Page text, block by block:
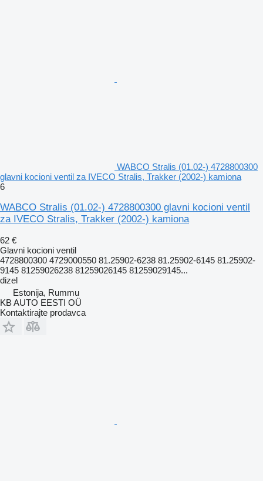
WABCO Stralis (01.02-) 4728800300
glavni kocioni ventil za IVECO Stralis, Trakker (2002-) kamiona
6
WABCO Stralis (01.02-) 4728800300 glavni kocioni ventil
za IVECO Stralis, Trakker (2002-) kamiona
62 €
Glavni kocioni ventil
4728800300 4729000550 81.25902-6238 81.25902-6145 81.25902-
9145 81259026238 81259026145 81259029145...
dizel
Estonija, Rummu
KB AUTO EESTI OÜ
Kontaktirajte prodavca